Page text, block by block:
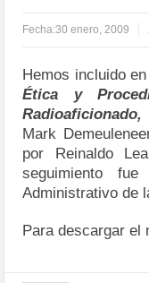
Fecha:30 enero, 2009
Hemos incluido
Ética y
Radioaficionado,
Mark
por Reinaldo
seguimiento
Administrativo de
Para descargar el